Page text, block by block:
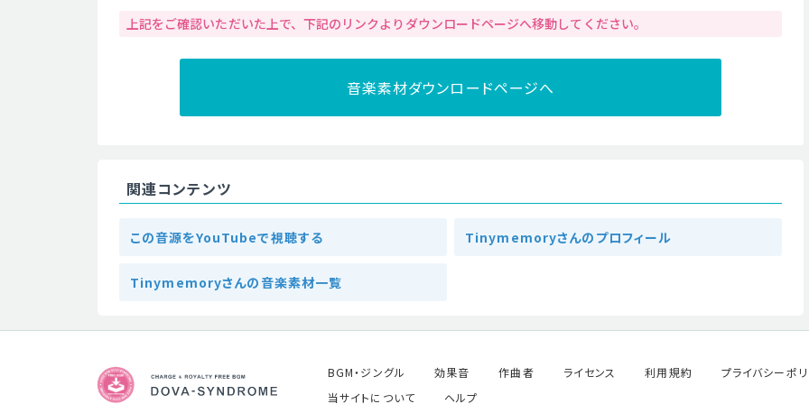
上記をご確認いただいた上で、下記のリンクよりダウンロードページへ移動してください。
音楽素材ダウンロードページへ
関連コンテンツ
この音源をYouTubeで視聴する Tinymemoryさんのプロフィール
Tinymemoryさんの音楽素材一覧
BGM・ジングル 効果音 作曲者 ライセンス 利用規約 プライバシーポ
当サイトについて
ヘルプ